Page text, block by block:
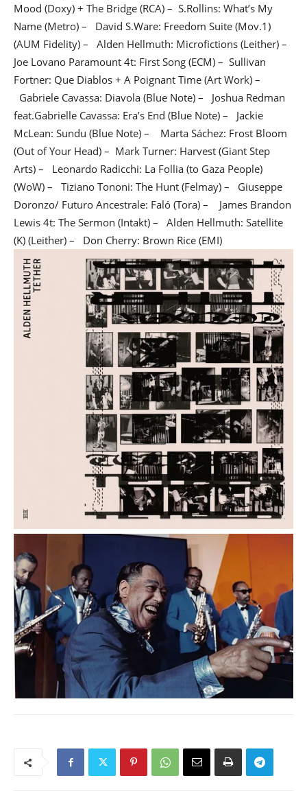
Mood (Doxy) + The Bridge (RCA) – S.Rollins: What’s My
Name (Metro) – David S.Ware: Freedom Suite (Mov.1)
(AUM Fidelity) – Alden Hellmuth: Microfictions (Leither) –
Joe Lovano Paramount 4t: First Song (ECM) – Sullivan
Fortner: Que Diablos + A Poignant Time (Art Work) –
Gabriele Cavassa: Diavola (Blue Note) – Joshua Redman
feat.Gabrielle Cavassa: Era’s End (Blue Note) – Jackie
McLean: Sundu (Blue Note) – Marta Sáchez: Frost Bloom
(Out of Your Head) – Mark Turner: Harvest (Giant Step
Arts) – Leonardo Radicchi: La Follia (to Gaza People)
(WoW) – Tiziano Tononi: The Hunt (Felmay) – Giuseppe
Doronzo/ Futuro Ancestrale: Faló (Tora) – James Brandon
Lewis 4t: The Sermon (Intakt) – Alden Hellmuth: Satellite
(K) (Leither) – Don Cherry: Brown Rice (EMI)